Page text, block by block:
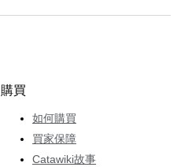
購買
如何購買
買家保障
Catawiki故事